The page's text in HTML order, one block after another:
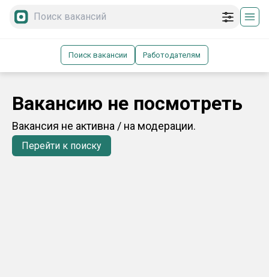
Поиск вакансии Работодателям
Вакансию не посмотреть
Вакансия не активна / на модерации.
Перейти к поиску